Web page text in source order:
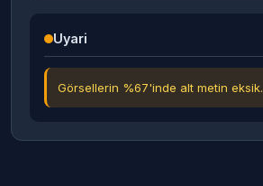
Uyari
Görsellerin %67'inde alt metin eksik.